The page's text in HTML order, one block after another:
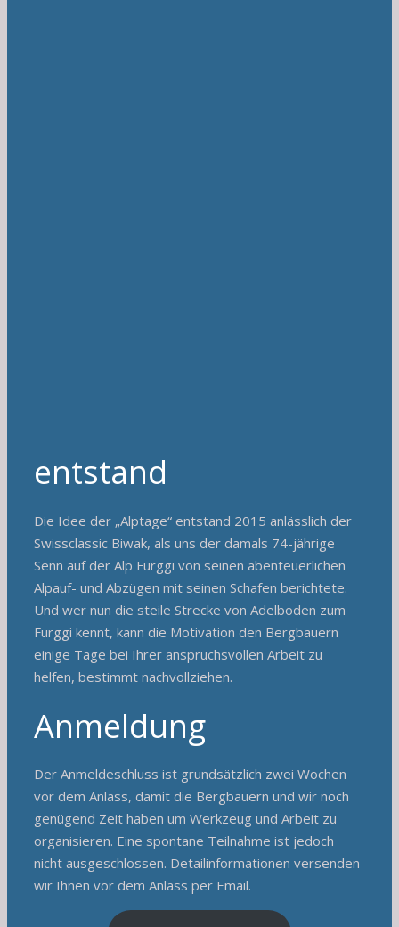
entstand
Die Idee der „Alptage“ entstand 2015 anlässlich der
Swissclassic Biwak, als uns der damals 74-jährige
Senn auf der Alp Furggi von seinen abenteuerlichen
Alpauf- und Abzügen mit seinen Schafen berichtete.
Und wer nun die steile Strecke von Adelboden zum
Furggi kennt, kann die Motivation den Bergbauern
einige Tage bei Ihrer anspruchsvollen Arbeit zu
helfen, bestimmt nachvollziehen.
Anmeldung
Der Anmeldeschluss ist grundsätzlich zwei Wochen
vor dem Anlass, damit die Bergbauern und wir noch
genügend Zeit haben um Werkzeug und Arbeit zu
organisieren. Eine spontane Teilnahme ist jedoch
nicht ausgeschlossen. Detailinformationen versenden
wir Ihnen vor dem Anlass per Email.